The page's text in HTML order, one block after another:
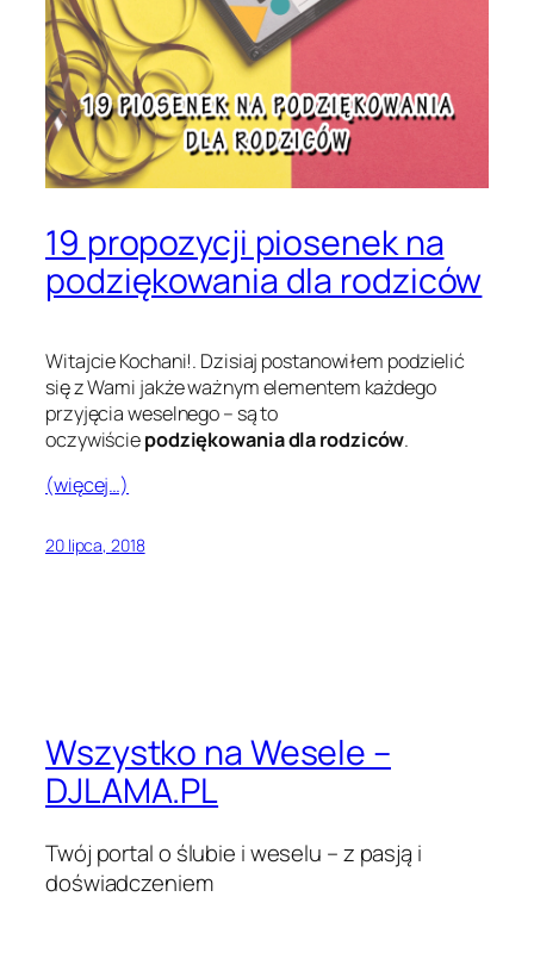
19 propozycji piosenek na
podziękowania dla rodziców
Witajcie Kochani!. Dzisiaj postanowiłem podzielić
się z Wami jakże ważnym elementem każdego
przyjęcia weselnego – są to
oczywiściepodziękowania dla rodziców.
(więcej…)
20 lipca, 2018
Wszystko na Wesele –
DJLAMA.PL
Twój portal o ślubie i weselu – z pasją i
doświadczeniem